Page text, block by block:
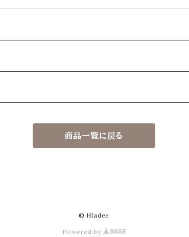
商品一覧に戻る
© Hladee
Powered by